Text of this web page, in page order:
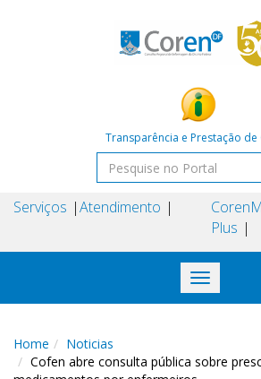
Transparência e Prestação de
Serviços Atendimento
Coren
Plus
Toggle
navigation
Home
Noticias
Cofen abre consulta pública sobre